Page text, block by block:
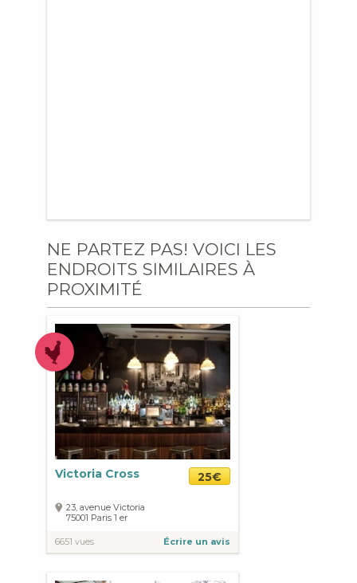
NE PARTEZ PAS! VOICI LES
ENDROITS SIMILAIRES À
PROXIMITÉ
Victoria Cross 25€
23, avenue Victoria
75001 Paris 1 er
6651 vues Écrire un avis